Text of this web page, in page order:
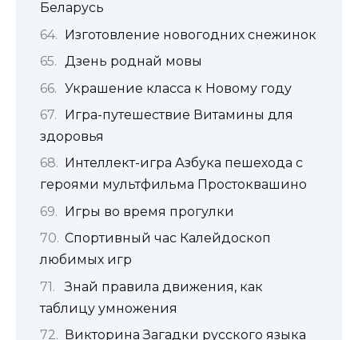
Беларусь
Изготовление новогодних снежинок
Дзень роднай мовы
Украшение класса к Новому году
Игра-путешествие Витамины для
здоровья
Интеллект-игра Азбука пешехода с
героями мультфильма Простоквашино
Игры во время прогулки
Спортивный час Калейдоскоп
любимых игр
Знай правила движения, как
таблицу умножения
Викторина Загадки русского языка